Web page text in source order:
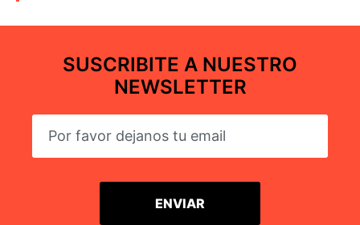
SUSCRIBITE A NUESTRO
NEWSLETTER